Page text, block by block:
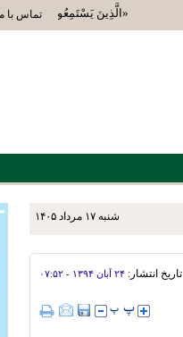
«الَّذِينَ يَسْتَمِعُونَ الْقَوْلَتماس با
شنبه ۱۷ مرداد ۱۴۰۵
تاریخ انتشار: ۲۴ آبان ۱۳۹۴ - ۰۷:۵۲